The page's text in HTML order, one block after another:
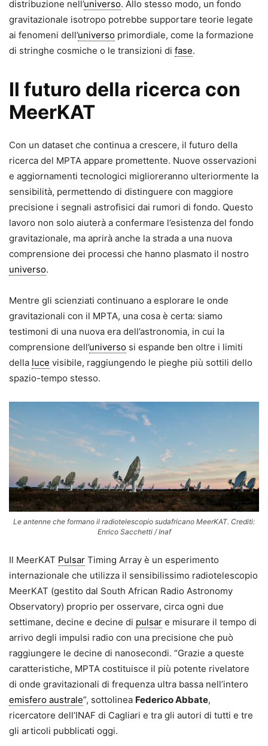
distribuzione nell’universo. Allo stesso modo, un fondo
gravitazionale isotropo potrebbe supportare teorie legate
ai fenomeni dell’universo primordiale, come la formazione
di stringhe cosmiche o le transizioni di fase.
Il futuro della ricerca con
MeerKAT
Con un dataset che continua a crescere, il futuro della
ricerca del MPTA appare promettente. Nuove osservazioni
e aggiornamenti tecnologici miglioreranno ulteriormente la
sensibilità, permettendo di distinguere con maggiore
precisione i segnali astrofisici dai rumori di fondo. Questo
lavoro non solo aiuterà a confermare l’esistenza del fondo
gravitazionale, ma aprirà anche la strada a una nuova
comprensione dei processi che hanno plasmato il nostro
universo.
Mentre gli scienziati continuano a esplorare le onde
gravitazionali con il MPTA, una cosa è certa: siamo
testimoni di una nuova era dell’astronomia, in cui la
comprensione dell’universo si espande ben oltre i limiti
della luce visibile, raggiungendo le pieghe più sottili dello
spazio-tempo stesso.
Le antenne che formano il radiotelescopio sudafricano MeerKAT. Crediti:
Enrico Sacchetti / Inaf
Il MeerKAT Pulsar Timing Array è un esperimento
internazionale che utilizza il sensibilissimo radiotelescopio
MeerKAT (gestito dal South African Radio Astronomy
Observatory) proprio per osservare, circa ogni due
settimane, decine e decine di pulsar e misurare il tempo di
arrivo degli impulsi radio con una precisione che può
raggiungere le decine di nanosecondi. “Grazie a queste
caratteristiche, MPTA costituisce il più potente rivelatore
di onde gravitazionali di frequenza ultra bassa nell’intero
emisfero australe”, sottolinea Federico Abbate,
ricercatore dell’INAF di Cagliari e tra gli autori di tutti e tre
gli articoli pubblicati oggi.